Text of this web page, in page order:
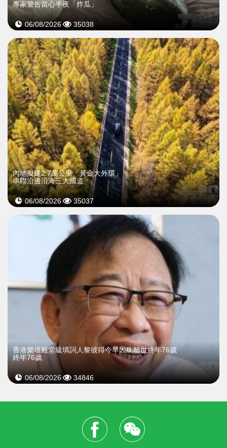
專家警告當心半夜「炸瓜」
06/08/2026 35038
內地擬建2.7萬公里「黃金大外環」
串聯沿邊沿海三大國道
06/08/2026 35037
​香港樂壇殿堂級填詞人黎彼得今早因病離世終年76歲
終年76歲
06/08/2026 34846